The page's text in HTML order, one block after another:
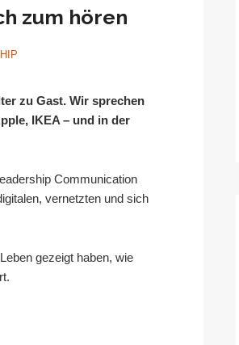
zum hören
zu Gast. Wir sprechen
IKEA – und in der
Communication
vernetzten und sich
gezeigt haben, wie